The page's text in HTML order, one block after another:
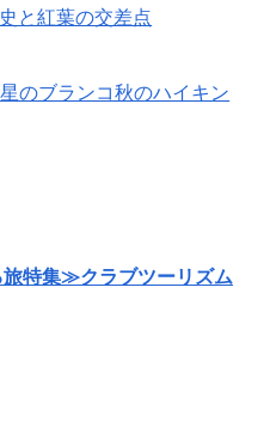
と紅葉の交差点
のブランコ秋のハイキン
特集≫クラブツーリズム